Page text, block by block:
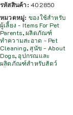
รหัสสินค้า:402850
หมวดหมู่: ของใช้สำหรับ
ผู้เลี้ยง - Items For Pet
Parents,ผลิตภัณฑ์
ทำความสะอาด - Pet
Cleaning,สุนัข - About
Dogs, อุปกรณและ
ผลิตภัณฑ์สำหรับสัตว์